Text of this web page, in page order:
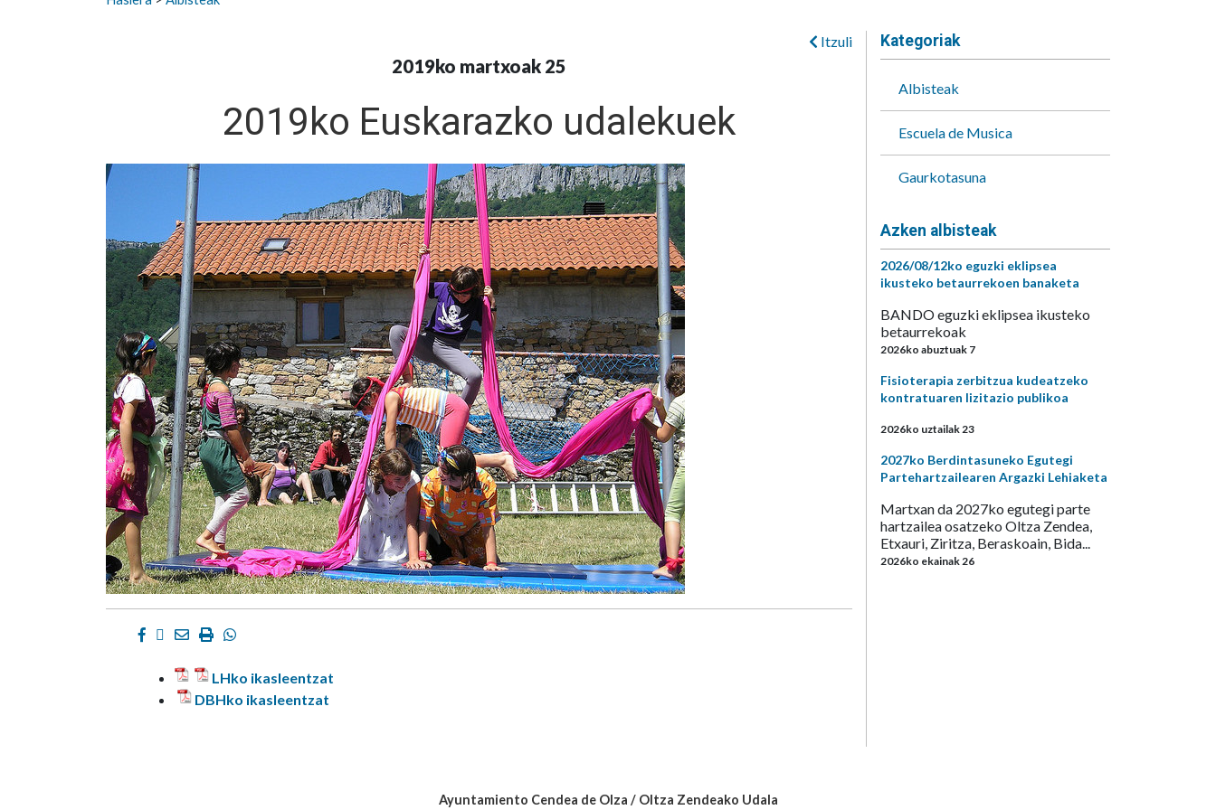
Itzuli
2019ko martxoak 25
2019ko Euskarazko udalekuek
Facebook
Twitter
EmailImprimirWhatsapp
LHko ikasleentzat
DBHko ikasleentzat
Kategoriak
Albisteak
Escuela de Musica
Gaurkotasuna
Azken albisteak
2026/08/12ko eguzki eklipsea
ikusteko betaurrekoen banaketa
BANDO eguzki eklipsea ikusteko
betaurrekoak
2026ko abuztuak 7
Fisioterapia zerbitzua kudeatzeko
kontratuaren lizitazio publikoa
2026ko uztailak 23
2027ko Berdintasuneko Egutegi
Partehartzailearen Argazki Lehiaketa
Martxan da 2027ko egutegi parte
hartzailea osatzeko Oltza Zendea,
Etxauri, Ziritza, Beraskoain, Bida...
2026ko ekainak 26
Ayuntamiento Cendea de Olza / Oltza Zendeako Udala